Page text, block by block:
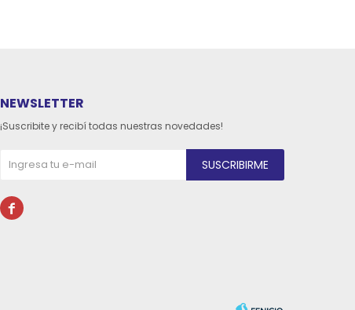
NEWSLETTER
¡Suscribite y recibí todas nuestras novedades!
SUSCRIBIRME
